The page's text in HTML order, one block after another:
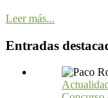
Leer más...
Entradas